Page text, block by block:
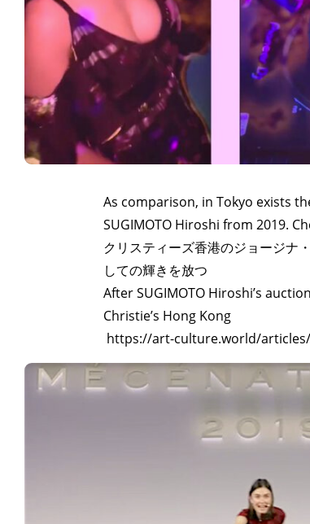
As comparison, in Tokyo exists
SUGIMOTO Hiroshi from 2019.
クリスティーズ香港のジョージナ
しての輝きを放つ
After SUGIMOTO Hiroshi’s
Christie’s Hong Kong
https://art-culture.world/